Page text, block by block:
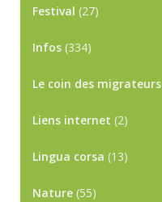
Festival (27)
Infos (334)
Le coin des migrateurs
Liens internet (2)
Lingua corsa (13)
Nature (55)